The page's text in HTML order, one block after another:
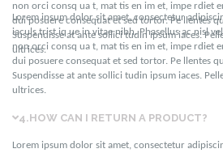
non orci consq ua t, mat tis en im et, impe rdiet
dui posuere consequat et sed tortor. Pe llentes
Suspendisse at ante sollici tudin ipsum iaces.
ultrices.
Lorem ipsum dolor sit amet, consectetur
iaculs trist iq ue in vitae nibh. Phasellus ac nisl
non orci consq ua t, mat tis en im et, impe rdiet
dui posuere consequat et sed tortor. Pe llentes
Suspendisse at ante sollici tudin ipsum iaces.
ultrices.
4.HOW CAN I RETURN A PRODUCT?
Lorem ipsum dolor sit amet, consectetur